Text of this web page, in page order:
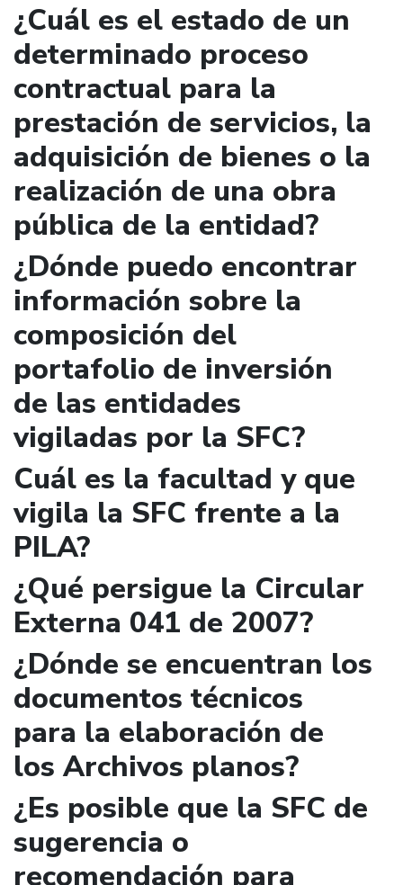
¿Cuál es el estado de un
determinado proceso
contractual para la
prestación de servicios, la
adquisición de bienes o la
realización de una obra
pública de la entidad?
¿Dónde puedo encontrar
información sobre la
composición del
portafolio de inversión
de las entidades
vigiladas por la SFC?
Cuál es la facultad y que
vigila la SFC frente a la
PILA?
¿Qué persigue la Circular
Externa 041 de 2007?
¿Dónde se encuentran los
documentos técnicos
para la elaboración de
los Archivos planos?
¿Es posible que la SFC de
sugerencia o
recomendación para